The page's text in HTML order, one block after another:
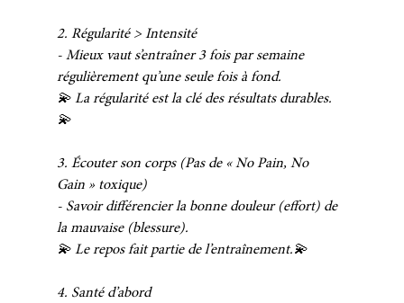
2. Régularité > Intensité
- Mieux vaut s’entraîner 3 fois par semaine
régulièrement qu’une seule fois à fond.
💫 La régularité est la clé des résultats durables.
💫
3. Écouter son corps (Pas de « No Pain, No
Gain » toxique)
- Savoir différencier la bonne douleur (effort) de
la mauvaise (blessure).
💫 Le repos fait partie de l’entraînement.💫
4. Santé d’abord